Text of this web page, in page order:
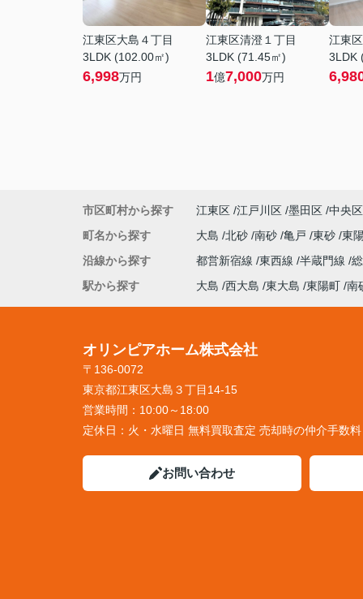
江東区大島４丁目
3LDK (102.00㎡)
6,998万円
江東区清澄１丁目
3LDK (71.45㎡)
1億7,000万円
江東
3LDK
市区町村から探す 江東区 江戸川区 墨田区 中央区
町名から探す
大島 北砂 南砂 亀戸 東砂 東
沿線から探す
都営新宿線 東西線 半蔵門線
駅から探す
大島 西大島 東大島 東陽町 南
オリンピアホーム株式会社
〒136-0072
東京都江東区大島３丁目14-15
営業時間： 10:00～18:00
定休日： 火・水曜日 無料買取査定 売却時の仲介手数
お問い合わせ